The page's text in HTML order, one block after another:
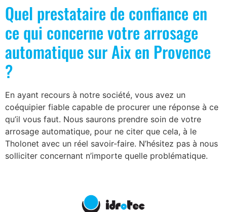
Quel prestataire de confiance en
ce qui concerne votre arrosage
automatique sur Aix en Provence
?
En ayant recours à notre société, vous avez un
coéquipier fiable capable de procurer une réponse à ce
qu’il vous faut. Nous saurons prendre soin de votre
arrosage automatique, pour ne citer que cela, à le
Tholonet avec un réel savoir-faire. N’hésitez pas à nous
solliciter concernant n’importe quelle problématique.